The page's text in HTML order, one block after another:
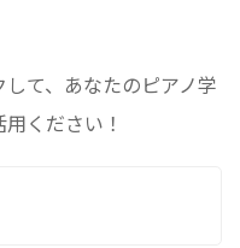
て、あなたのピアノ学
ください！